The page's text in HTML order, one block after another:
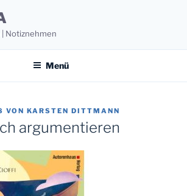
Notiznehmen
Menü
VON KARSTEN DITTMANN
argumentieren